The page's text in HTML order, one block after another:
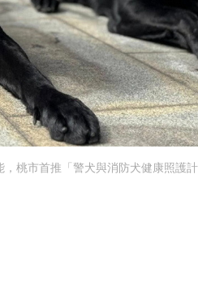
桃市首推「警犬與消防犬健康照護計